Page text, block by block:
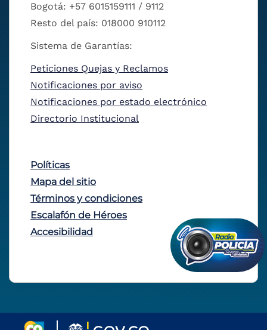
Bogotá: +57 6015159111 / 9112
Resto del país: 018000 910112
Sistema de Garantías:
Peticiones Quejas y Reclamos
Notificaciones por aviso
Notificaciones por estado electrónico
Directorio Institucional
Políticas
Mapa del sitio
Términos y condiciones
Escalafón de Héroes
Accesibilidad